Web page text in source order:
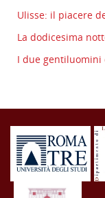
Ulisse: il piacere
La dodicesima
I due gentiluomini